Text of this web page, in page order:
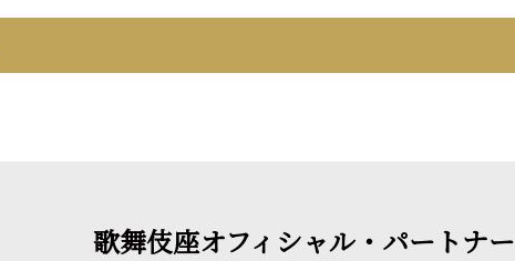
歌舞伎座オフィシャル・パートナー